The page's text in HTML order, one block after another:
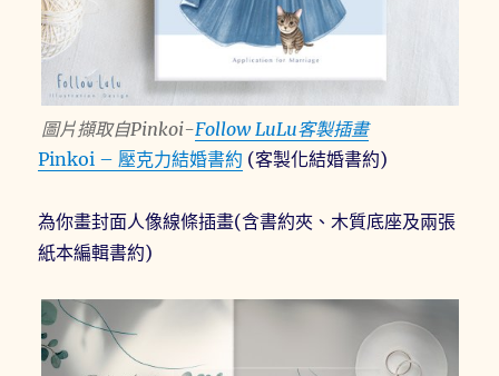
圖片擷取自Pinkoi-Follow LuLu客製插畫
Pinkoi – 壓克力結婚書約 (客製化結婚書約)
為你畫封面人像線條插畫(含書約夾、木質底座及兩張
紙本編輯書約)